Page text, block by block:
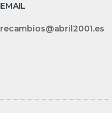
EMAIL
recambios@abril2001.es